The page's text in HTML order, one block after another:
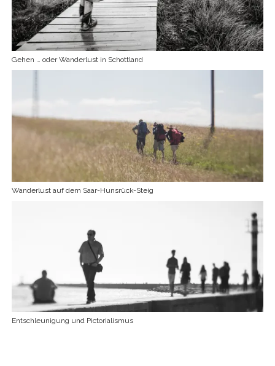
Gehen … oder Wanderlust in Schottland
Wanderlust auf dem Saar-Hunsrück-Steig
Entschleunigung und Pictorialismus